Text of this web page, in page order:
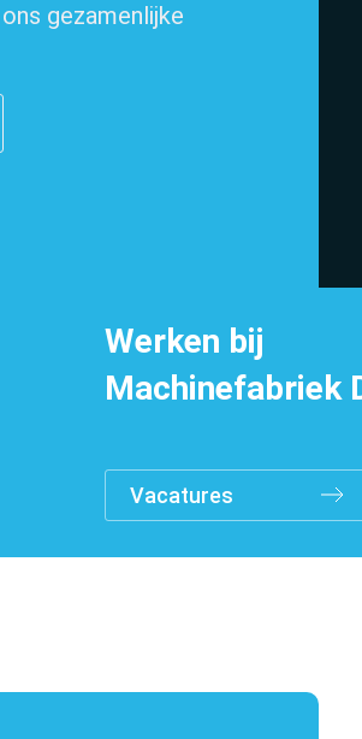
gezamenlijke
Werken bij
Machinefabriek
Vacatures